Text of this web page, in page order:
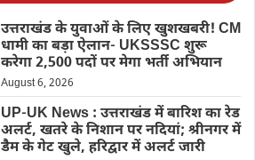
उत्तराखंड के युवाओं के लिए खुशखबरी! CM
धामी का बड़ा ऐलान- UKSSSC शुरू
करेगा 2,500 पदों पर मेगा भर्ती अभियान
August 6, 2026
UP-UK News : उत्तराखंड में बारिश का रेड
अलर्ट, खतरे के निशान पर नदियां; श्रीनगर में
डैम के गेट खुले, हरिद्वार में अलर्ट जारी